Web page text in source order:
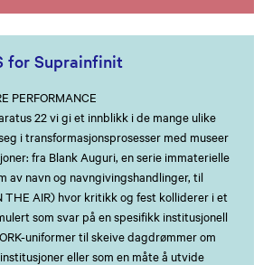
for Suprainfinit
PERFORMANCE
22 vi gi et innblikk i de mange ulike
i transformasjonsprosesser med museer
fra Blank Auguri, en serie immaterielle
av navn og navngivingshandlinger, til
THE AIR) hvor kritikk og fest kolliderer i et
som svar på en spesifikk institusjonell
uniformer til skeive dagdrømmer om
eller som en måte å utvide